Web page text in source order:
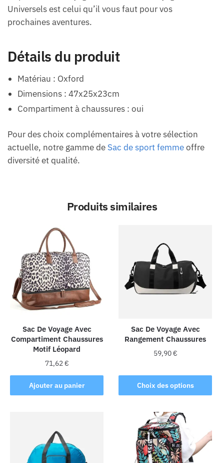
Universels est celui qu’il vous faut pour vos
prochaines aventures.
Détails du produit
Matériau : Oxford
Dimensions : 47x25x23cm
Compartiment à chaussures : oui
Pour des choix complémentaires à votre sélection
actuelle, notre gamme de Sac de sport femmeoffre
diversité et qualité.
Produits similaires
Sac De Voyage Avec
Compartiment Chaussures
Motif Léopard
71,62€
Ajouter au panier
Sac De Voyage Avec
Rangement Chaussures
59,90€
Choix des options
produit
a
variations.
Les
options
peuvent